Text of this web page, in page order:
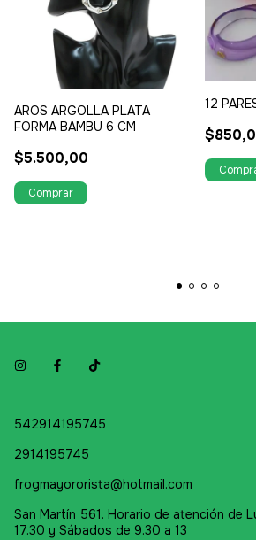
AROS ARGOLLA PLATA
FORMA BAMBU 6 CM
$5.500,00
12
542914195745
2914195745
frogmayororista@hotmail.com
San Martín 561. Horario de atención de
17.30 y Sábados de 9.30 a 13